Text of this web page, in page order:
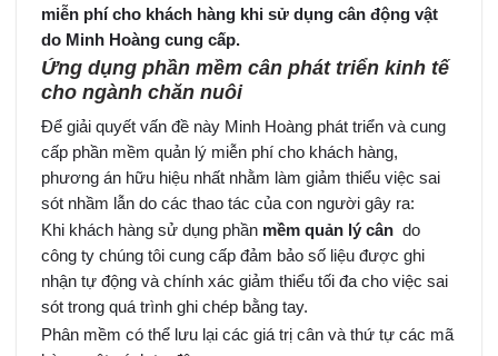
miễn phí cho khách hàng khi sử dụng cân động vật
do Minh Hoàng cung cấp.
Ứng dụng phần mềm cân phát triển kinh tế
cho ngành chăn nuôi
Để giải quyết vấn đề này Minh Hoàng phát triển và cung
cấp phần mềm quản lý miễn phí cho khách hàng,
phương án hữu hiệu nhất nhằm làm giảm thiểu việc sai
sót nhầm lẫn do các thao tác của con người gây ra:
Khi khách hàng sử dụng phần mềm quản lý cândo
công ty chúng tôi cung cấp đảm bảo số liệu được ghi
nhận tự động và chính xác giảm thiểu tối đa cho việc sai
sót trong quá trình ghi chép bằng tay.
Phân mềm có thể lưu lại các giá trị cân và thứ tự các mã